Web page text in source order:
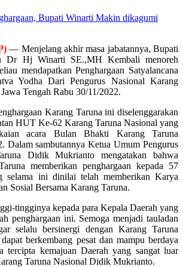
— Menjelang akhir masa jabatannya, Bupati
Dr Hj Winarti SE.,MH Kembali menoreh
mendapatkan Penghargaan Satyalancana
Yodha Dari Pengurus Nasional Karang
Tengah Rabu 30/11/2022.
Karang Taruna ini diselenggarakan
HUT Ke-62 Karang Taruna Nasional yang
acara Bulan Bhakti Karang Taruna
Dalam sambutannya Ketua Umum Pengurus
Didik Mukrianto mengatakan bahwa
memberikan penghargaan kepada 57
selama ini dinilai telah memberikan Karya
Sosial Bersama Karang Taruna.
tingginya kepada para Kepala Daerah yang
penghargaan ini. Semoga menjadi tauladan
selalu bersinergi dengan Karang Taruna
berkembang pesat dan mampu berdaya
tercipta kemajuan Daerah yang sangat luar
Taruna Nasional Didik Mukrianto.